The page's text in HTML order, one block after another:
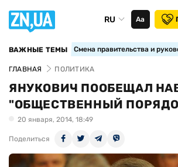
RU Аа
ВАЖНЫЕ ТЕМЫ Смена правительства и
ГЛАВНАЯ ПОЛИТИКА
ЯНУКОВИЧ ПООБЕЩАЛ
"ОБЩЕСТВЕННЫЙ
20 января, 2014, 18:49
Поделиться